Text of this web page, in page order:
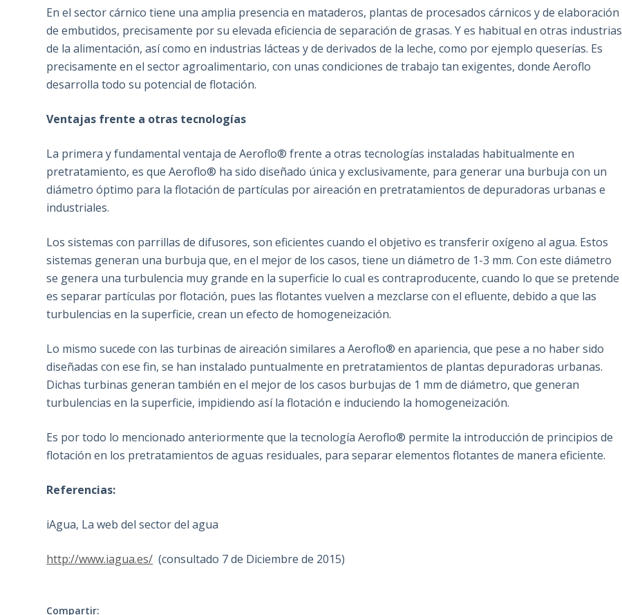
En el sector cárnico tiene una amplia presencia en mataderos, plantas de procesados cárnicos y de elaboración
de embutidos, precisamente por su elevada eficiencia de separación de grasas. Y es habitual en otras industrias
de la alimentación, así como en industrias lácteas y de derivados de la leche, como por ejemplo queserías. Es
precisamente en el sector agroalimentario, con unas condiciones de trabajo tan exigentes, donde Aeroflo
desarrolla todo su potencial de flotación.
Ventajas frente a otras tecnologías
La primera y fundamental ventaja de Aeroflo® frente a otras tecnologías instaladas habitualmente en
pretratamiento, es que Aeroflo® ha sido diseñado única y exclusivamente, para generar una burbuja con un
diámetro óptimo para la flotación de partículas por aireación en pretratamientos de depuradoras urbanas e
industriales.
Los sistemas con parrillas de difusores, son eficientes cuando el objetivo es transferir oxígeno al agua. Estos
sistemas generan una burbuja que, en el mejor de los casos, tiene un diámetro de 1-3 mm. Con este diámetro
se genera una turbulencia muy grande en la superficie lo cual es contraproducente, cuando lo que se pretende
es separar partículas por flotación, pues las flotantes vuelven a mezclarse con el efluente, debido a que las
turbulencias en la superficie, crean un efecto de homogeneización.
Lo mismo sucede con las turbinas de aireación similares a Aeroflo® en apariencia, que pese a no haber sido
diseñadas con ese fin, se han instalado puntualmente en pretratamientos de plantas depuradoras urbanas.
Dichas turbinas generan también en el mejor de los casos burbujas de 1 mm de diámetro, que generan
turbulencias en la superficie, impidiendo así la flotación e induciendo la homogeneización.
Es por todo lo mencionado anteriormente que la tecnología Aeroflo® permite la introducción de principios de
flotación en los pretratamientos de aguas residuales, para separar elementos flotantes de manera eficiente.
Referencias:
iAgua, La web del sector del agua
http://www.iagua.es/ (consultado 7 de Diciembre de 2015)
Compartir: